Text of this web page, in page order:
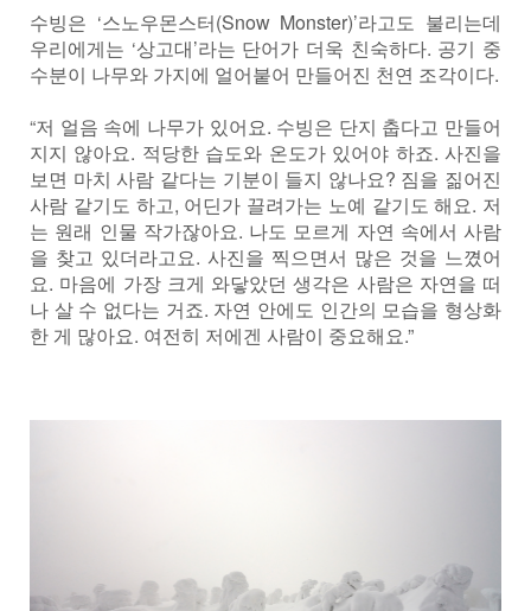
수빙은 ‘스노우몬스터(Snow Monster)’라고도 불리는데
우리에게는 ‘상고대’라는 단어가 더욱 친숙하다. 공기 중
수분이 나무와 가지에 얼어붙어 만들어진 천연 조각이다.
“저 얼음 속에 나무가 있어요. 수빙은 단지 춥다고 만들어
지지 않아요. 적당한 습도와 온도가 있어야 하죠. 사진을
보면 마치 사람 같다는 기분이 들지 않나요? 짐을 짊어진
사람 같기도 하고, 어딘가 끌려가는 노예 같기도 해요. 저
는 원래 인물 작가잖아요. 나도 모르게 자연 속에서 사람
을 찾고 있더라고요. 사진을 찍으면서 많은 것을 느꼈어
요. 마음에 가장 크게 와닿았던 생각은 사람은 자연을 떠
나 살 수 없다는 거죠. 자연 안에도 인간의 모습을 형상화
한 게 많아요. 여전히 저에겐 사람이 중요해요.”